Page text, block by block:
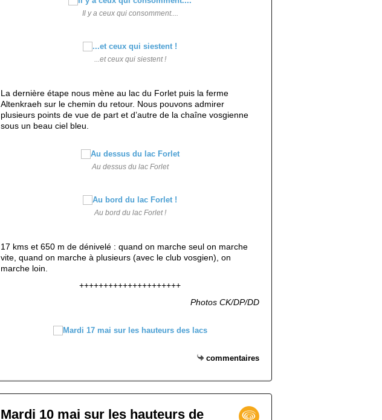
Il y a ceux qui consomment....
...et ceux qui siestent !
La dernière étape nous mène au lac du Forlet puis la ferme
Altenkraeh sur le chemin du retour. Nous pouvons admirer
plusieurs points de vue de part et d’autre de la chaîne vosgienne
sous un beau ciel bleu.
Au dessus du lac Forlet
Au bord du lac Forlet !
17 kms et 650 m de dénivelé : quand on marche seul on marche
vite, quand on marche à plusieurs (avec le club vosgien), on
marche loin.
+++++++++++++++++++++
Photos CK/DP/DD
commentaires
Mardi 10 mai sur les hauteurs de